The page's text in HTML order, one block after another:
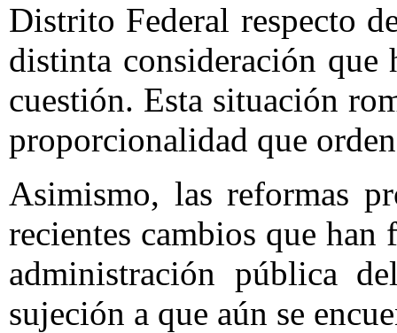
Distrito Federal respecto
distinta consideración
cuestión. Esta situación
proporcionalidad que
Asimismo, las reformas
recientes cambios que
administración pública
sujeción a que aún se